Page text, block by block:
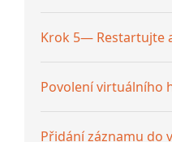
Krok 5— Restartujte
Povolení virtuálního
Přidání záznamu do